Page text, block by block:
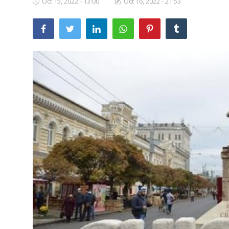
SERVICII
Sectorul Rîșcani
Căutați pe Internet